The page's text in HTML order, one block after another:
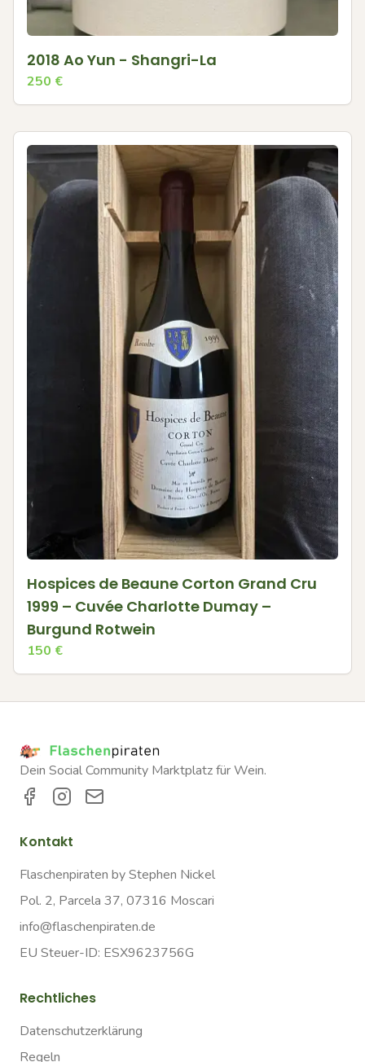
2018 Ao Yun - Shangri-La
250 €
Hospices de Beaune Corton Grand Cru
1999 – Cuvée Charlotte Dumay –
Burgund Rotwein
150 €
Dein Social Community Marktplatz für Wein.
Kontakt
Flaschenpiraten by Stephen Nickel
Pol. 2, Parcela 37, 07316 Moscari
info@flaschenpiraten.de
EU Steuer-ID: ESX9623756G
Rechtliches
Datenschutzerklärung
Regeln